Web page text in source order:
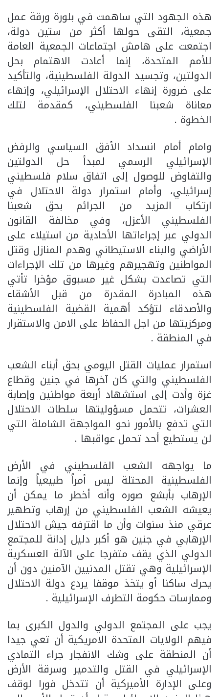
هذه الجهود التي ساهمت في بلورة ورقة عمل
جمعية، التقى حولها أكثر من ستين دولة،
اجتمعت على هامش اجتماعات الجمعية العامة
للأمم المتحدة، إنما أعادت الاهتمام بحل
الدولتين، وتجسيد الدولة الفلسطينية، والتأكيد
على ضرورة إنهاء الاحتلال الإسرائيلي، وإنهاء
معاناة شعبنا الفلسطيني، كمقدمة لتلك
الخطوة .
وامام أمام انسداد الأفق السياسي والرفض
الإسرائيلي الرسمي لمبدأ حل الدولتين
والتفاوض للوصول إلى اتفاق سلام فلسطيني
إسرائيلي، وأمام استمرار دولة الاحتلال في
ارتكاب المزيد من الجرائم بحق شعبنا
الفلسطيني الأعزل، وفي مخالفة القانون
الدولي عبر إجراءاتها الأحادية من استيلاء على
الأراضي والبناء الاستيطاني وهدم المنازل وقتل
المواطنين وتهجيرهم وغيرها من تلك الإجراءات
التي تصاعدت بشكل غير مسبوق مؤخرا تأتي
هذه المبادرة المقدرة من قبل الأشقاء
والأصدقاء لتؤكد أهمية القضية الفلسطينية
ومركزيتها من اجل الحفاظ على الامن والاستقرار
في المنطقة .
استمرار عمليات القتل اليومي بحق أبناء الشعب
الفلسطيني والتي كان آخرها في جنين وقطاع
غزة وأدت إلى استشهاد أربعة مواطنين وإصابة
العشرات، تتحمل مسؤوليتها سلطات الاحتلال
التي تدفع بالأمور نحو المواجهة الشاملة التي
لن يستطيع أحد تحمل عواقبها .
ما يواجهه الشعب الفلسطيني في الأرض
الفلسطينية المحتلة ليس أمراً طبيعياً وإنما
الإرهاب بأبشع صوره وأنه أخطر ما يمكن أن
يعيشه الشعب الفلسطيني من إرهاب وتطهير
عرقي منذ سنوات وأن ما اقترفه جيش الاحتلال
الإرهابي في جنين هو أكبر دليل إدانة للمجتمع
الدولي الذي يقف متفرجا على الآلة العسكرية
الإسرائيلية وهي تقتل المدنيين الآمنين دون أن
يحرك ساكنا أو يتخذ موقفا يردع دولة الاحتلال
وممارسات حكومة التطرف الإسرائيلية .
يجب على المجتمع الدولي والدول الكبرى بما
فيهم الولايات المتحدة الامريكية أن تعي جيدا
أن المنطقة على وشك الانفجار جراء التمادي
الإسرائيلي في القتل والتدمير وسرقة الأرض
وعلى الإدارة الأميركية أن تتدخل فورا لوقف